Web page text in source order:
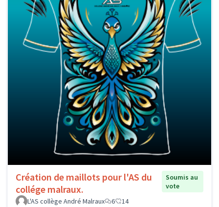
Création de maillots pour l'AS du
collége malraux.
Soumis au
vote
L'AS collège André Malraux
6 14